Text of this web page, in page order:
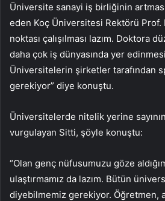
Üniversite sanayi iş birliğinin
eden Koç Üniversitesi Rektörü Prof.
noktası çalışılması lazım. Doktora
daha çok iş dünyasında yer
Üniversitelerin şirketler tarafından
gerekiyor” diye konuştu.
Üniversitelerde nitelik yerine
vurgulayan Sitti, şöyle konuştu:
“Olan genç nüfusumuzu göze
ulaştırmamız da lazım. Bütün
diyebilmemiz gerekiyor. Öğretmen,